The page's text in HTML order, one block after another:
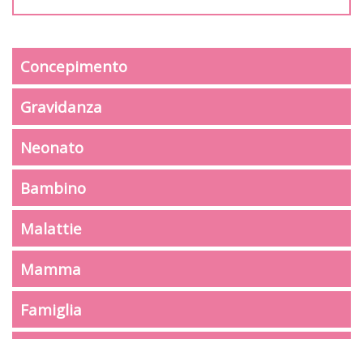
Concepimento
Gravidanza
Neonato
Bambino
Malattie
Mamma
Famiglia